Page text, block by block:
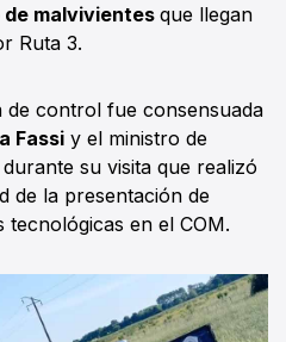
malvivientes que llegan
Ruta 3.
de control fue consensuada
Fassi y el ministro de
durante su visita que realizó
de la presentación de
en el COM.